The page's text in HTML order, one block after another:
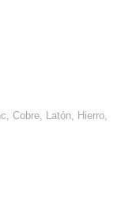
Cobre, Latón, Hierro,